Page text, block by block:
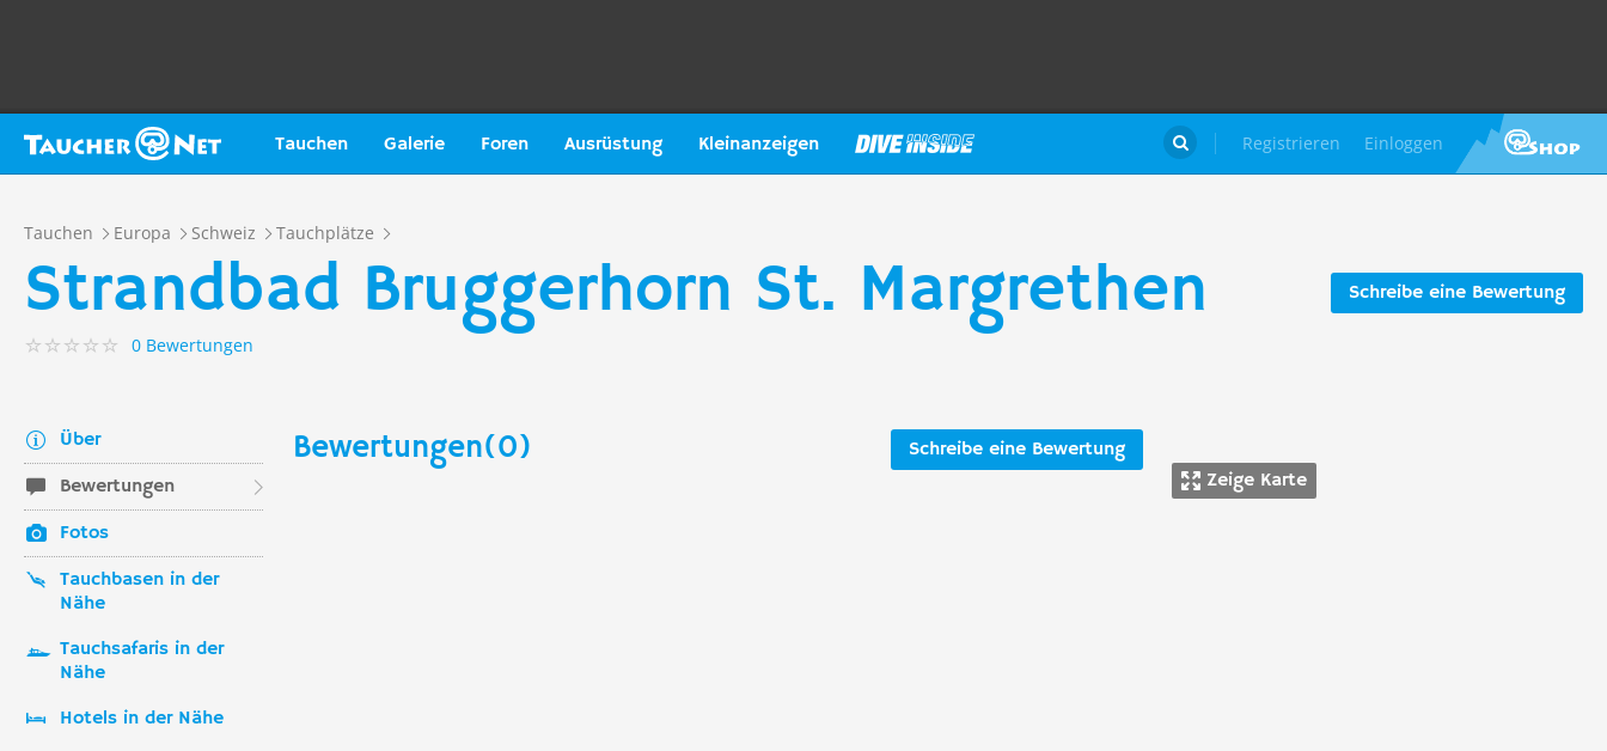
Tauchen Galerie Foren Ausrüstung Kleinanzeigen Registrieren Einloggen

Tauchen Europa Schweiz Tauchplätze
Schreibe eine Bewertung
Strandbad Bruggerhorn St. Margrethen
0 Bewertungen
Über
Bewertungen
Fotos
Tauchbasen in der
Nähe
Tauchsafaris in der
Nähe
Hotels in der Nähe
Zeige Karte
Schreibe eine Bewertung
Bewertungen(0)